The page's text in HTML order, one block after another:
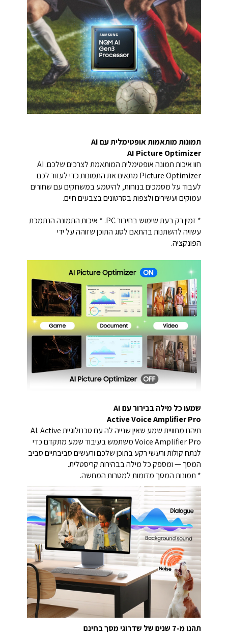
תמונות מותאמות אופטימלית עם AI
AI Picture Optimizer
חוו איכות תמונה אופטימלית המותאמת לצרכים שלכם. AI
Picture Optimizer מתאים את התמונות כדי לעזור לכם
לעבוד על מסמכים בנוחות, להיטמע במשחקים עם שחורים
עמוקים ועשירים ולצפות בסרטונים בצבעים חיים.
* זמין רק בעת שימוש בחיבור PC. * איכות התמונה הנתמכת
עשויה להשתנות בהתאם לסוג התוכן שזוהה על ידי
הפונקציה.
שמעו כל מילה בבירור עם AI
Active Voice Amplifier Pro
תיהנו מחוויית שמע שאין שנייה לה עם טכנולוגיית AI. Active
Voice Amplifier Pro משתמש בעיבוד שמע מתקדם כדי
לנתח קולות ורעשי רקע בתוכן שלכם ורעשים סביבתיים סביב
המסך — ומספק כל מילה בבהירות קריסטלית.
* תמונות המסך מדומות למטרות המחשה.
תהנו מ-7 שנים של שדרוגי מסך בחינם